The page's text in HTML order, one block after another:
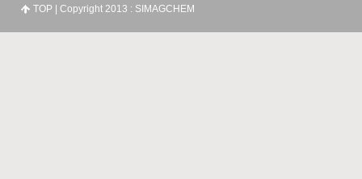
TOP| Copyright 2013 : SIMAGCHEM